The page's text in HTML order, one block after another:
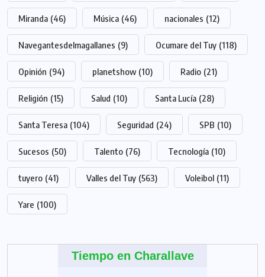
Miranda (46) Música (46) nacionales (12)
Navegantesdelmagallanes (9) Ocumare del Tuy (118)
Opinión (94) planetshow (10) Radio (21)
Religión (15) Salud (10) Santa Lucía (28)
Santa Teresa (104) Seguridad (24) SPB (10)
Sucesos (50) Talento (76) Tecnología (10)
tuyero (41) Valles del Tuy (563) Voleibol (11)
Yare (100)
Tiempo en Charallave